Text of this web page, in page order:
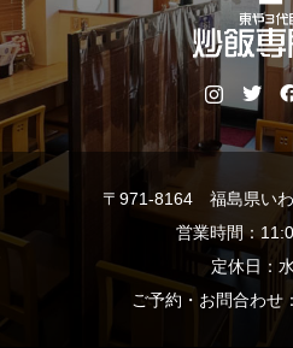
〒971-8164 福島県い
営業時間：
定休日：
ご予約・お問合わせ：